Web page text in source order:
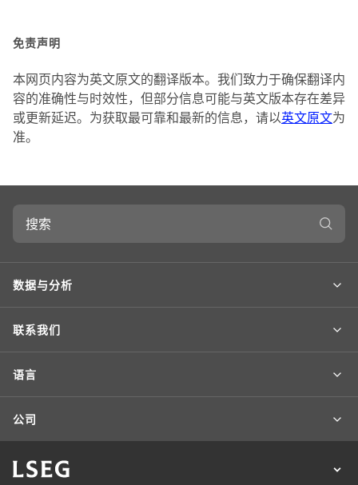
免责声明
本网页内容为英文原文的翻译版本。我们致力于确保翻译内
容的准确性与时效性，但部分信息可能与英文版本存在差异
或更新延迟。为获取最可靠和最新的信息，请以英文原文为
准。
搜
数据与分析
联系我们
语言
公司